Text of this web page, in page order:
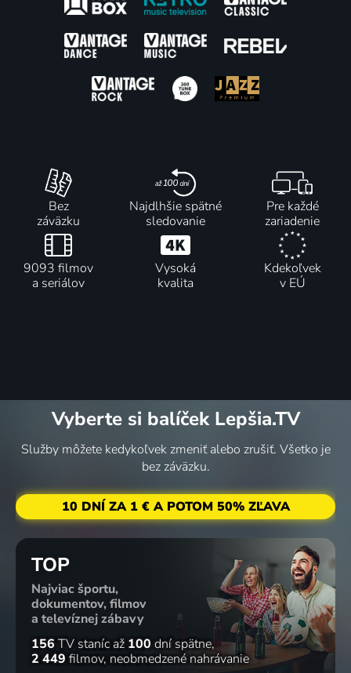
Bez
záväzku
Najdlhšie spätné
sledovanie
Pre každé
zariadenie
9093 filmov
a seriálov
Vysoká
kvalita
Kdekoľvek
v EÚ
Vyberte si balíček Lepšia.TV
Služby môžete kedykoľvek zmeniť alebo zrušiť. Všetko je
bez záväzku.
10 DNÍ ZA 1 € A POTOM 50% ZĽAVA
TOP
Najviac športu,
dokumentov, filmov
a televíznej zábavy
156 TV staníc až 100 dní spätne
2 449 filmov neobmedzené nahrávanie